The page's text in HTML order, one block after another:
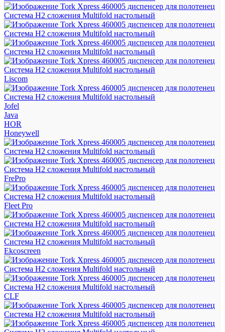
Liscom
Jofel
Java
HOR
Honeywell
FrePro
Fleet Pro
Ekcoscreen
CLF